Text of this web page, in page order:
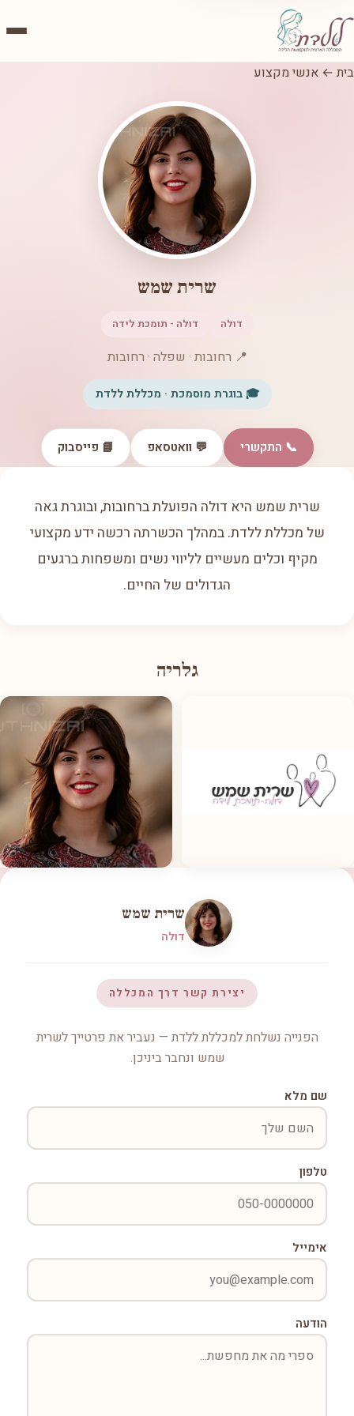
בית ← אנשי מקצוע
שרית שמש
דולה דולה - תומכת לידה
📍 רחובות · שפלה · רחובות
🎓 בוגרת מוסמכת · מכללת ללדת
📞 התקשרי 💬 וואטסאפ 📘 פייסבוק
שרית שמש היא דולה הפועלת ברחובות, ובוגרת גאה
של מכללת ללדת. במהלך הכשרתה רכשה ידע מקצועי
מקיף וכלים מעשיים לליווי נשים ומשפחות ברגעים
הגדולים של החיים.
גלריה
שרית שמש
דולה
יצירת קשר דרך המכללה
הפנייה נשלחת למכללת ללדת — נעביר את פרטייך לשרית
שמש ונחבר ביניכן.
שם מלא
טלפון
אימייל
הודעה